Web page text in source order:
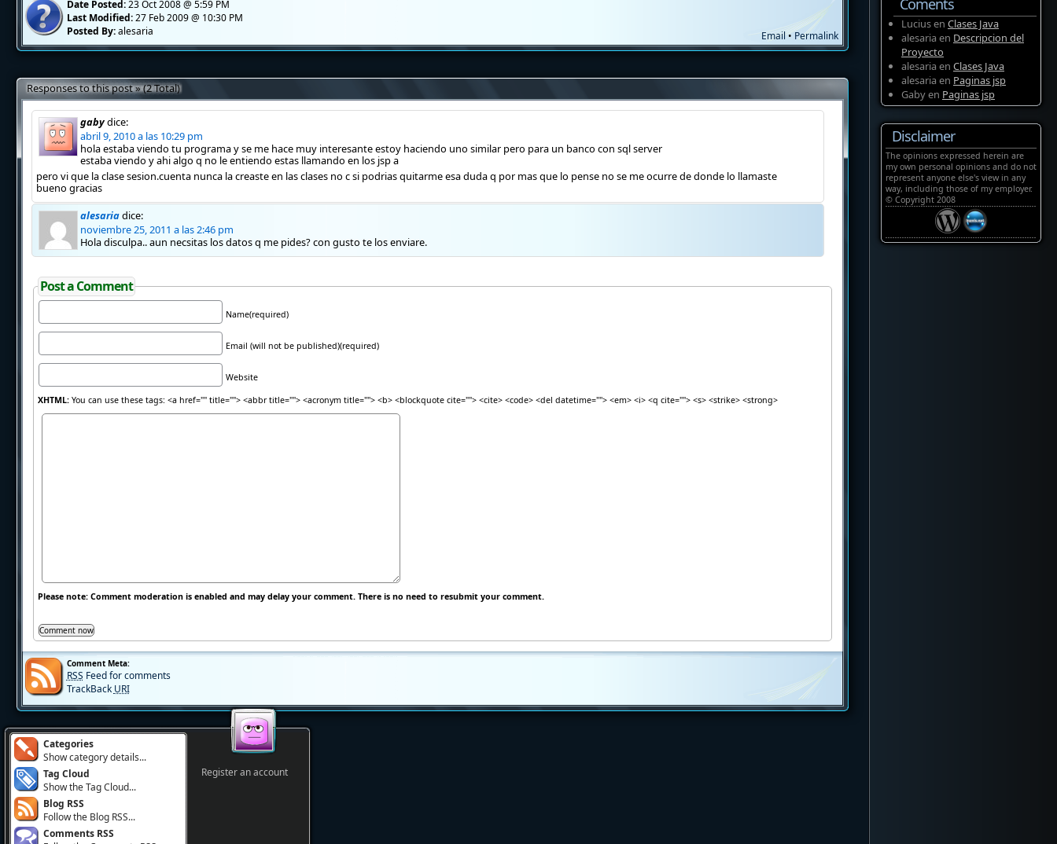
Email • Permalink
Date Posted:23 Oct 2008 @ 5:59 PM
Last Modified:27 Feb 2009 @ 10:30 PM
Posted By:alesaria
Responses to this post » (2 Total)
gabydice:
abril 9, 2010 a las 10:29 pm
hola estaba viendo tu programa y se me hace muy interesante estoy haciendo uno similar pero para un banco con sql server
estaba viendo y ahi algo q no le entiendo estas llamando en los jsp a
pero vi que la clase sesion.cuenta nunca la creaste en las clases no c si podrias quitarme esa duda q por mas que lo pense no se me ocurre de donde lo llamaste
bueno gracias
alesariadice:
noviembre 25, 2011 a las 2:46 pm
Hola disculpa.. aun necsitas los datos q me pides? con gusto te los enviare.
Post a Comment
Name(required)
Email (will not be published)(required)
Website
XHTML:You can use these tags: <a href="" title=""> <abbr title=""> <acronym title=""> <b> <blockquote cite=""> <cite> <code> <del datetime=""> <em> <i> <q cite=""> <s> <strike> <strong>
Please note: Comment moderation is enabled and may delay your comment. There is no need to resubmit your comment.
Comment Meta:
RSS Feed for comments
TrackBack URI
Coments
Luciusen Clases Java
alesaria en Descripcion del
Proyecto
alesaria en Clases Java
alesaria en Paginas jsp
Gabyen Paginas jsp
Disclaimer
The opinions expressed herein are
my own personal opinions and do not
represent anyone else's view in any
way, including those of my employer.
© Copyright 2008
Categories
Show category details...
Tag Cloud
Show the Tag Cloud...
Blog RSS
Follow the Blog RSS...
Comments RSS
Register an account